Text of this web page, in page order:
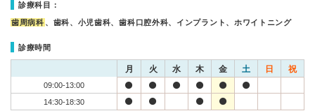
診療科目：
歯周病科 、歯科、小児歯科、歯科口腔外科、インプラント、ホワイトニング
診療時間
月 火 水 木 金 土 日 祝
09:00-13:00
14:30-18:30